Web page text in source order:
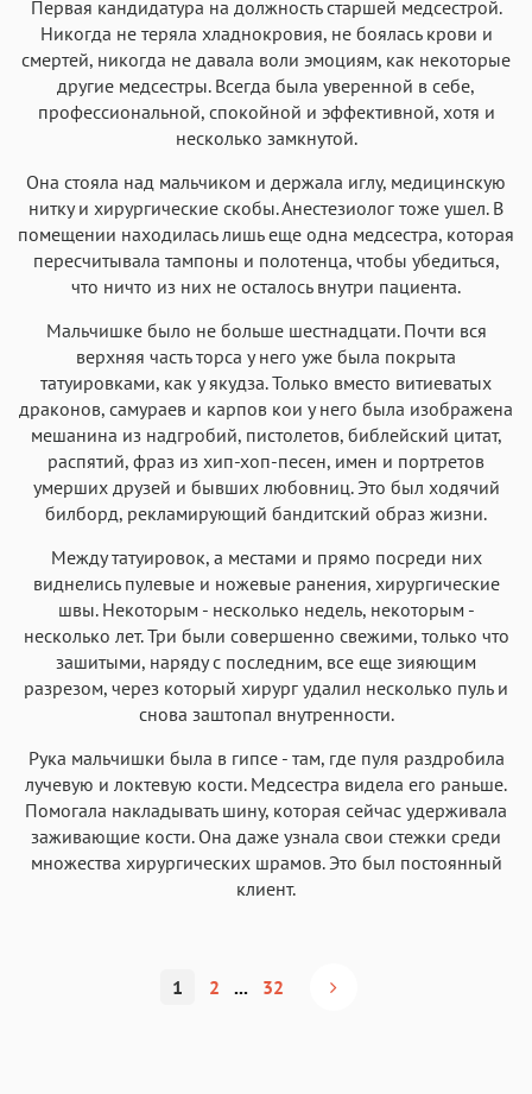
Первая кандидатура на должность старшей медсестрой.
Никогда не теряла хладнокровия, не боялась крови и
смертей, никогда не давала воли эмоциям, как некоторые
другие медсестры. Всегда была уверенной в себе,
профессиональной, спокойной и эффективной, хотя и
несколько замкнутой.
Она стояла над мальчиком и держала иглу, медицинскую
нитку и хирургические скобы. Анестезиолог тоже ушел. В
помещении находилась лишь еще одна медсестра, которая
пересчитывала тампоны и полотенца, чтобы убедиться,
что ничто из них не осталось внутри пациента.
Мальчишке было не больше шестнадцати. Почти вся
верхняя часть торса у него уже была покрыта
татуировками, как у якудза. Только вместо витиеватых
драконов, самураев и карпов кои у него была изображена
мешанина из надгробий, пистолетов, библейский цитат,
распятий, фраз из хип-хоп-песен, имен и портретов
умерших друзей и бывших любовниц. Это был ходячий
билборд, рекламирующий бандитский образ жизни.
Между татуировок, а местами и прямо посреди них
виднелись пулевые и ножевые ранения, хирургические
швы. Некоторым - несколько недель, некоторым -
несколько лет. Три были совершенно свежими, только что
зашитыми, наряду с последним, все еще зияющим
разрезом, через который хирург удалил несколько пуль и
снова заштопал внутренности.
Рука мальчишки была в гипсе - там, где пуля раздробила
лучевую и локтевую кости. Медсестра видела его раньше.
Помогала накладывать шину, которая сейчас удерживала
заживающие кости. Она даже узнала свои стежки среди
множества хирургических шрамов. Это был постоянный
клиент.
1 2 ... 32